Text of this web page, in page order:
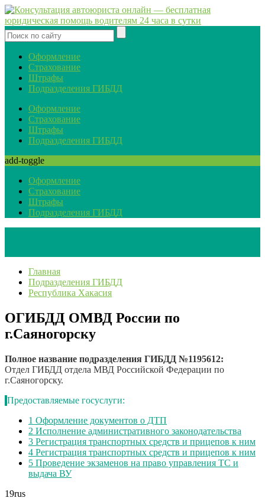
Оформление
Страхование
Штрафы
Подразделения ГИБДД
Оформление
Страхование
Штрафы
Подразделения ГИБДД
add-toggle
Оформление
Страхование
Штрафы
Подразделения ГИБДД
Главная
Подразделения ГИБДД
Республика Хакасия
ОГИБДД ОМВД России по
г.Саяногорску
Полное название подразделения ГИБДД №1195612:
Отдел ГИБДД отдела МВД Российской Федерации по
г.Саяногорску.
Предоставляемые госуслуги:
1 Оформление документов о ДТП
2 Исполнение административного законодательства
3 Регистрация транспортных средств и прицепов к ним
4 Регистрация транспортных средств и прицепов к ним
5 Проведение экзаменов на право управления ТС и
выдача ВУ
19rus